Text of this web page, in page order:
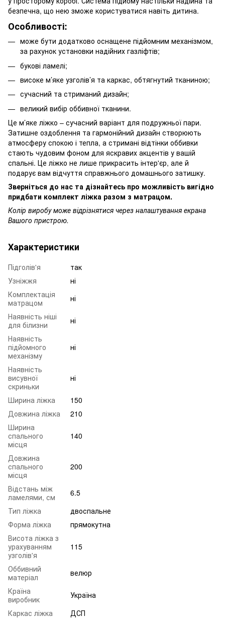
безпечна, що нею зможе користуватися навіть дитина.
Особливості:
може бути додатково оснащене підйомним механізмом,
за рахунок установки надійних газліфтів;
букові ламелі;
високе м’яке узголів’я та каркас, обтягнутий тканиною;
сучасний та стриманий дизайн;
великий вибір оббивної тканини.
Це м’яке ліжко – сучасний варіант для подружньої пари.
Затишне оздоблення та гармонійний дизайн створюють
атмосферу спокою і тепла, а стримані відтінки оббивки
стають чудовим фоном для яскравих акцентів у вашій
спальні. Це ліжко не лише прикрасить інтер'єр, але й
подарує вам відчуття справжнього домашнього затишку.
Зверніться до нас та дізнайтесь про можливість вигідно
придбати комплект ліжка разом з матрацом.
Колір виробу може відрізнятися через налаштування екрана
Вашого пристрою.
Характеристики
Підголів'я
так
Узніжжя
ні
Комплектація
матрацом
ні
Наявність ніші
для білизни
ні
Наявність
підйомного
механізму
ні
Наявність
висувної
скриньки
ні
Ширина ліжка
150
Довжина ліжка
210
Ширина
спального
місця
140
Довжина
спального
місця
200
Відстань між
ламелями, см
6.5
Тип ліжка
двоспальне
Форма ліжка
прямокутна
Висота ліжка з
урахуванням
узголів'я
115
Оббивний
матеріал
велюр
Країна
виробник
Україна
Каркас ліжка
ДСП